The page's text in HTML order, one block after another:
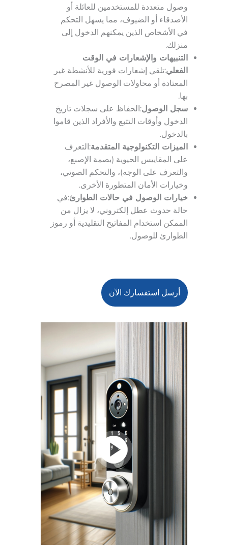
وصول متعددة للمستخدمين للعائلة أو
الأصدقاء أو الضيوف، مما يسهل التحكم
في الأشخاص الذين يمكنهم الدخول إلى
منزلك.
التنبيهات والإشعارات في الوقت
الفعلي:تلقي إشعارات فورية للأنشطة غير
المعتادة أو محاولات الوصول غير المصرح
بها.
سجل الوصول:الحفاظ على سجلات تاريخ
الدخول وأوقات التتبع والأفراد الذين قاموا
بالدخول.
الميزات التكنولوجية المتقدمة:التعرف
على المقاييس الحيوية (بصمة الإصبع،
والتعرف على الوجه)، والتحكم الصوتي،
وخيارات الأمان المتطورة الأخرى.
خيارات الوصول في حالات الطوارئ:في
حالة حدوث عطل إلكتروني، لا يزال من
الممكن استخدام المفاتيح التقليدية أو رموز
الطوارئ للوصول.
أرسل استفسارك الآن